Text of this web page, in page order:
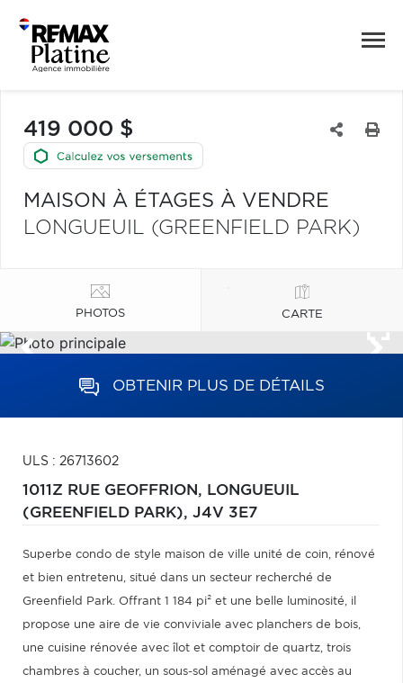
419 000 $
MAISON À ÉTAGES À VENDRE
LONGUEUIL (GREENFIELD PARK)
PHOTOS CARTE
OBTENIR PLUS DE DÉTAILS
ULS : 26713602
1011Z RUE GEOFFRION, LONGUEUIL
(GREENFIELD PARK), J4V 3E7
Superbe condo de style maison de ville unité de coin, rénové
et bien entretenu, situé dans un secteur recherché de
Greenfield Park. Offrant 1 184 pi² et une belle luminosité, il
propose une aire de vie conviviale avec planchers de bois,
une cuisine rénovée avec îlot et comptoir de quartz, trois
chambres à coucher, un sous-sol aménagé avec accès au